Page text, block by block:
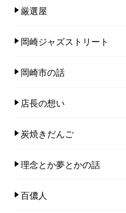
厳選屋
岡崎ジャズストリート
岡崎市の話
店長の想い
炭焼きだんご
理念とか夢とかの話
百儂人